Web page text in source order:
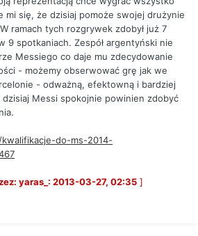
mi się, że dzisiaj pomoże swojej drużynie
ramach tych rozgrywek zdobył już 7
9 spotkaniach. Zespół argentyński nie
Messiego co daje mu zdecydowanie
- możemy obserwować grę jak we
- odważną, efektowną i bardziej
dzisiaj Messi spokojnie powinien zdobyć
do-ms-2014-
yaras_: 2013-03-27, 02:35 ]